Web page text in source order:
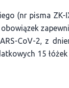
(nr pisma ZK-
CoV-2, z
15